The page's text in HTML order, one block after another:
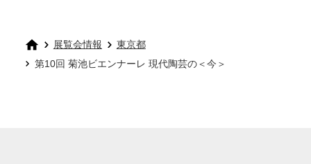
展覧会情報
東京都
第10回 菊池ビエンナーレ 現代陶芸の＜今＞